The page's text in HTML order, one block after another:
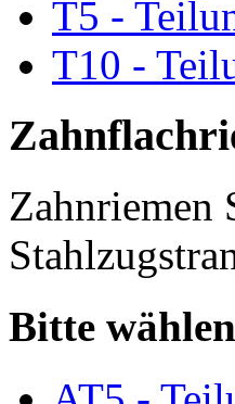
T5 -
T10 -
Zahnriemen
Bitte